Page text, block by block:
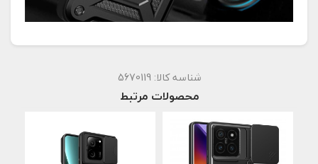
شناسه کالا: 5670119
محصولات مرتبط